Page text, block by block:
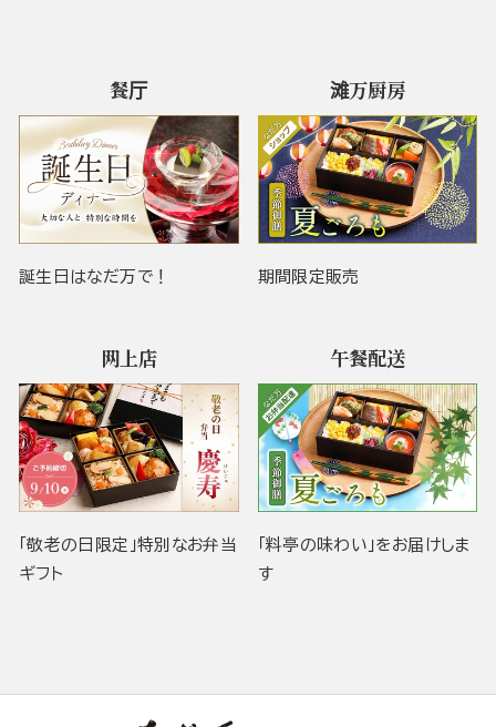
餐厅
誕生日はなだ万で！
滩万厨房
期間限定販売
网上店
「敬老の日限定」特別なお弁当
ギフト
午餐配送
「料亭の味わい」をお届けしま
す